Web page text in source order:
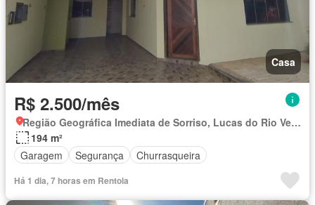
Casa
R$ 2.500/mês
Região Geográfica Imediata de Sorriso, Lucas do Rio Verde
194 m²
Garagem
Segurança Churrasqueira
Há 1 dia, 7 horas em Rentola